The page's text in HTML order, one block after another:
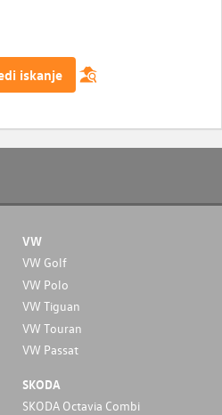
iskanje
VW
VW Golf
VW Polo
VW Tiguan
VW Touran
VW Passat
SKODA
SKODA Octavia Combi